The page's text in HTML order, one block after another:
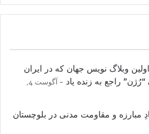
وبلاگ نویس جهان که در ایران
راجع به زنده یاد
آگوست 4,
مبارزه و مقاومت مدنی در بلوچستان